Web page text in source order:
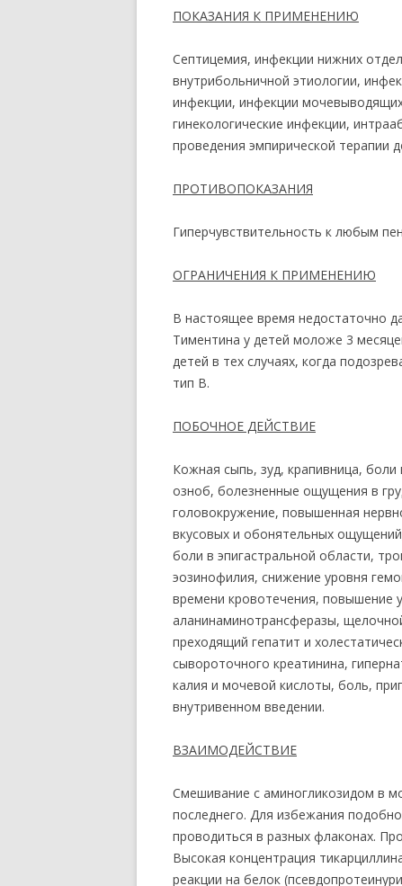
ПОКАЗАНИЯ К ПРИМЕНЕНИЮ
Септицемия, инфекции нижних
внутрибольничной этиологии,
инфекции, инфекции
гинекологические инфекции,
проведения эмпирической терапии
ПРОТИВОПОКАЗАНИЯ
Гиперчувствительность к любым
ОГРАНИЧЕНИЯ К ПРИМЕНЕНИЮ
В настоящее время недостаточно
Тиментина у детей моложе 3
детей в тех случаях, когда
тип В.
ПОБОЧНОЕ ДЕЙСТВИЕ
Кожная сыпь, зуд, крапивница, боли
озноб, болезненные ощущения в
головокружение, повышенная
вкусовых и обонятельных
боли в эпигастральной области,
эозинофилия, снижение уровня
времени кровотечения, повышение
аланинаминотрансферазы,
преходящий гепатит и
сывороточного креатинина,
калия и мочевой кислоты, боль,
внутривенном введении.
ВЗАИМОДЕЙСТВИЕ
Смешивание с аминогликозидом в
последнего. Для избежания
проводиться в разных флаконах.
Высокая концентрация
реакции на белок